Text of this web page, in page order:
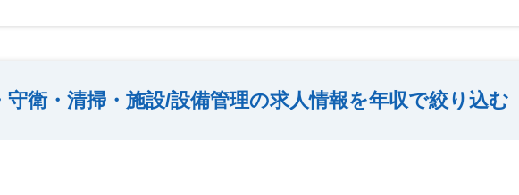
守衛・清掃・施設/設備管理の求人情報を年収で絞り込む